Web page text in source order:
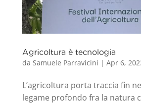
Agricoltura è tecnologia
da Samuele Parravicini | Apr 6,
L’agricoltura porta traccia fin
legame profondo fra la natura